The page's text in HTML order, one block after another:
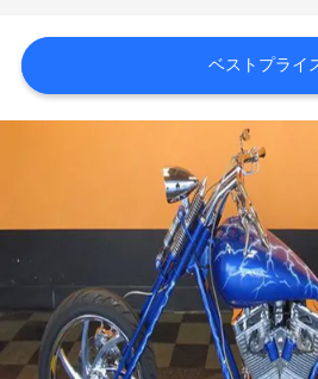
行
品
管
理
私
ベストプライ